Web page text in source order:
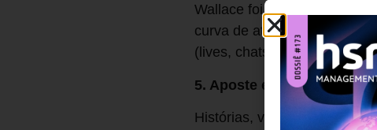
Wallace foi categórica:
curva de atenção muda.
(lives, chats, fóruns),
5. Aposte em storytelling
Histórias, vídeos,